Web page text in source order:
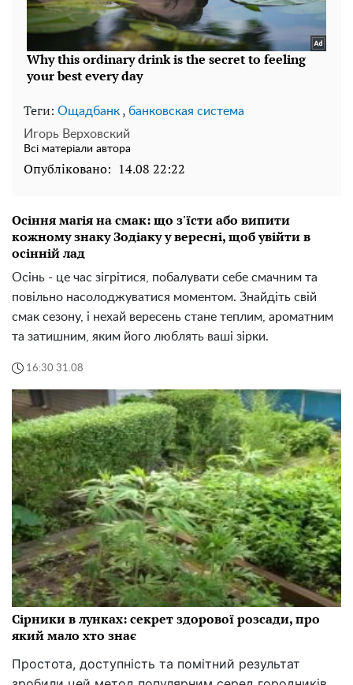
Теги: Ощадбанк , банковская система
Игорь Верховский
Всі матеріали автора
Опубліковано: 14.08 22:22
Осіння магія на смак: що з'їсти або випити
кожному знаку Зодіаку у вересні, щоб увійти в
осінній лад
Осінь - це час зігрітися, побалувати себе смачним та
повільно насолоджуватися моментом. Знайдіть свій
смак сезону, і нехай вересень стане теплим, ароматним
та затишним, яким його люблять ваші зірки.
16:30 31.08
Сірники в лунках: секрет здорової розсади, про
який мало хто знає
Простота, доступність та помітний результат